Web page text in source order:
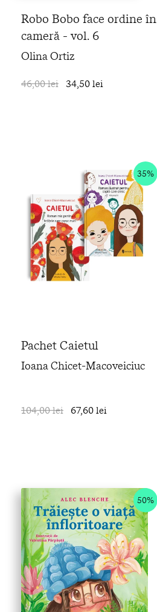
Robo Bobo face ordine în
cameră - vol. 6
Olina Ortiz
46,00 lei 34,50 lei
35%
Pachet Caietul
Ioana Chicet-Macoveiciuc
104,00 lei 67,60 lei
50%